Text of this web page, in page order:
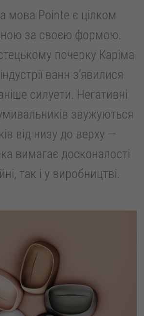
мова Pointe є цілком
за своєю формою.
почерку Каріма
ванн з’явилися
силуети. Негативні
звужуються
від низу до верху —
вимагає досконалості
так і у виробництві.